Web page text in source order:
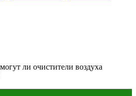
ли очистители воздуха